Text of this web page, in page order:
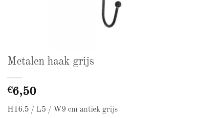
Metalen haak grijs
€6,50
H16.5 / L5 / W9 cm antiek grijs